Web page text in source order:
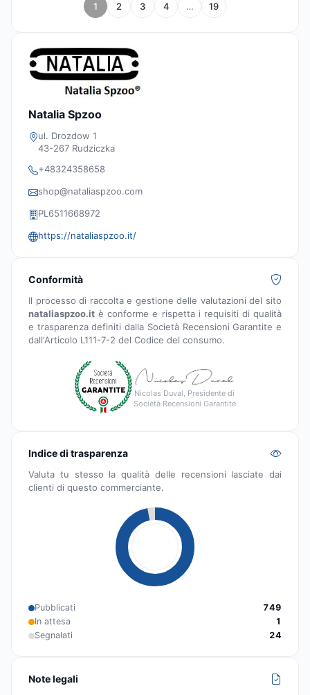
1 2 3 4 … 19
Natalia Spzoo
ul. Drozdow 1
43-267 Rudziczka
+48324358658
shop@nataliaspzoo.com
PL6511668972
https://nataliaspzoo.it/
Conformità
Il processo di raccolta e gestione delle valutazioni del sito
nataliaspzoo.it è conforme e rispetta i requisiti di qualità
e trasparenza definiti dalla Società Recensioni Garantite e
dall'Articolo L111-7-2 del Codice del consumo.
Nicolas Duval, Presidente di
Società Recensioni Garantite
Indice di trasparenza
Valuta tu stesso la qualità delle recensioni lasciate dai
clienti di questo commerciante.
Pubblicati
749
In attesa
1
Segnalati
24
Note legali